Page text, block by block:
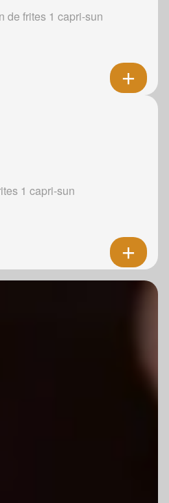
de frites 1 capri-sun
1 capri-sun